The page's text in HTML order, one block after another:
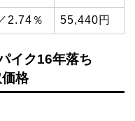
2.74％ 55,440円
イク16年落ち
格